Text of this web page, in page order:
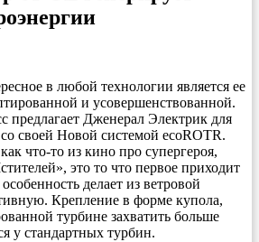
в любой технологии является ее
и усовершенствованной.
предлагает Дженерал Электрик для
своей Новой системой ecoROTR.
что-то из кино про супергероя,
это то что первое приходит
делает из ветровой
Крепление в форме купола,
турбине захватить больше
у стандартных турбин.